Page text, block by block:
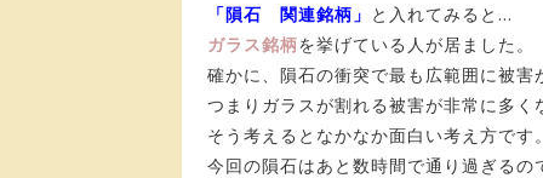
「隕石 関連銘柄」 と入れてみると…
ガラス銘柄を挙げている人が居ました。
確かに、隕石の衝突で最も広範囲に被害
つまりガラスが割れる被害が非常に多く
そう考えるとなかなか面白い考え方です。
今回の隕石はあと数時間で通り過ぎるの